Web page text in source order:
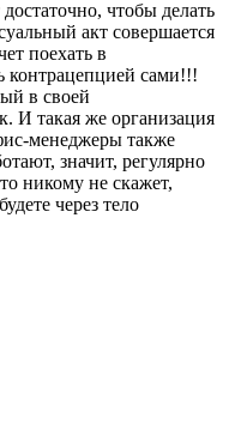
чтобы делать
акт совершается
поехать в
контрацепцией сами!!!
в своей
И такая же организация
менеджеры также
значит, регулярно
никому не скажет,
через тело